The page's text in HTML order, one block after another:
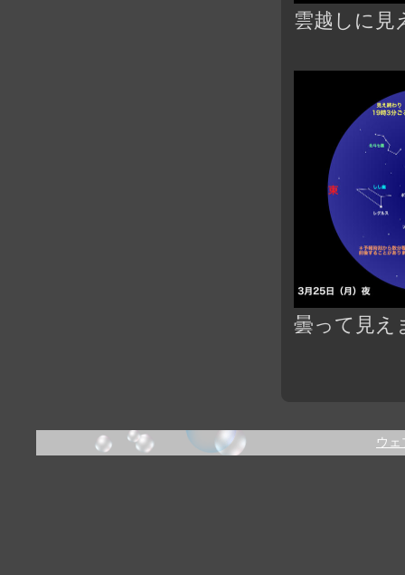
雲越しに見
曇って見え
ウ